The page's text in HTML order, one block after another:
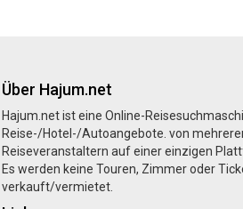
Über Hajum.net
Hajum.net ist eine Online-
Reise-/Hotel-/Autoangebote. von
Reiseveranstaltern auf einer einzigen
Es werden keine Touren, Zimmer oder
verkauft/vermietet.